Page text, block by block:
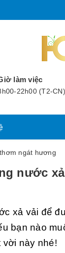
làm việc
22h00 (T2-CN)
ngát hương
nước
xả vải để
bạn nào
vời này nhé!